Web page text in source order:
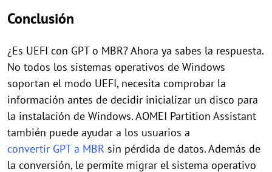
Conclusión
¿Es UEFI con GPT o MBR? Ahora ya sabes la respuesta.
No todos los sistemas operativos de Windows
soportan el modo UEFI, necesita comprobar la
información antes de decidir inicializar un disco para
la instalación de Windows. AOMEI Partition Assistant
también puede ayudar a los usuarios a
convertir GPT a MBR sin pérdida de datos. Además de
la conversión, le permite migrar el sistema operativo